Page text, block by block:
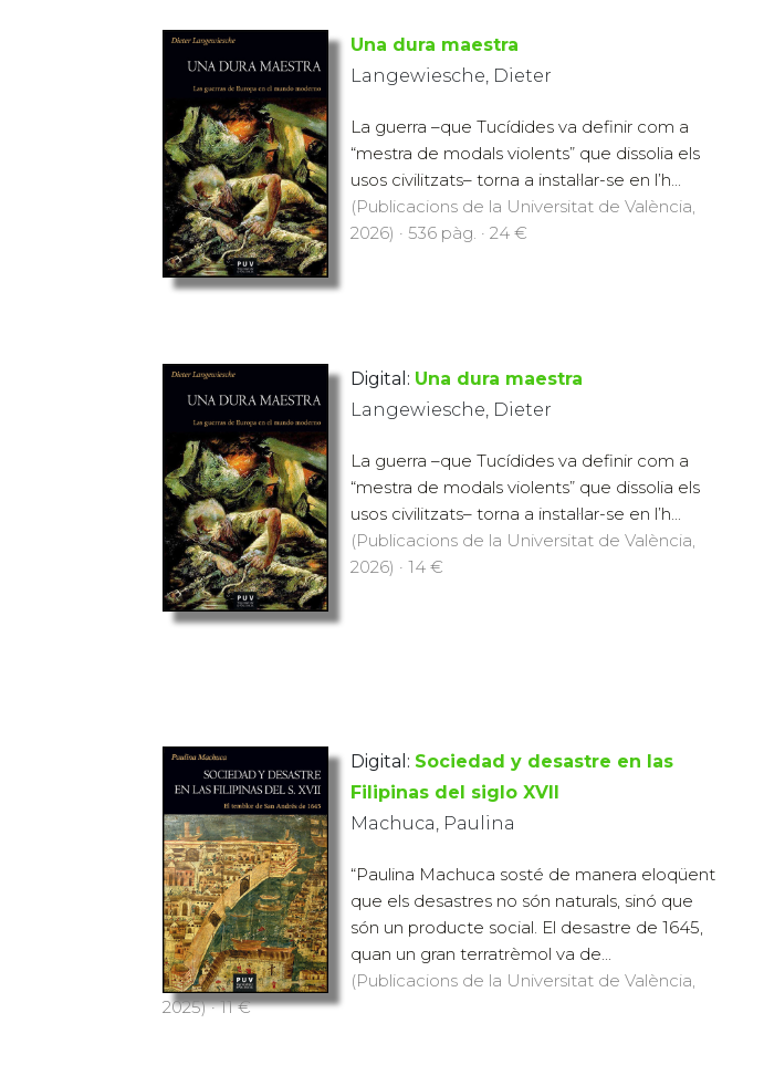
Una dura maestra
Langewiesche, Dieter
La guerra –que Tucídides va definir com a
“mestra de modals violents” que dissolia els
usos civilitzats– torna a instal·lar-se en l’h...
(Publicacions de la Universitat de València,
2026) · 536 pàg. · 24 €
Digital: Una dura maestra
Langewiesche, Dieter
La guerra –que Tucídides va definir com a
“mestra de modals violents” que dissolia els
usos civilitzats– torna a instal·lar-se en l’h...
(Publicacions de la Universitat de València,
2026) · 14 €
Digital: Sociedad y desastre en las
Filipinas del siglo XVII
Machuca, Paulina
“Paulina Machuca sosté de manera eloqüent
que els desastres no són naturals, sinó que
són un producte social. El desastre de 1645,
quan un gran terratrèmol va de...
(Publicacions de la Universitat de València,
2025) · 11 €